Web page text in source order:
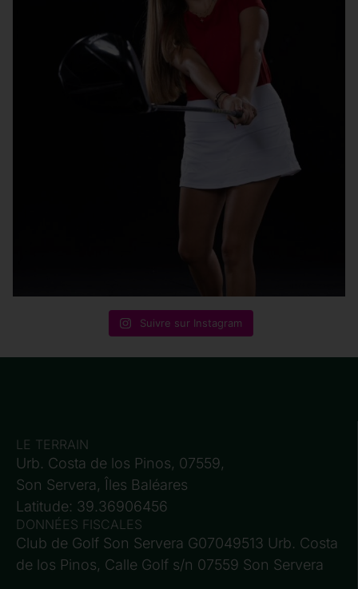
Suivre sur Instagram
LE TERRAIN
Urb. Costa de los Pinos, 07559,
Son Servera, Îles Baléares
Latitude: 39.36906456
DONNÉES FISCALES
Club de Golf Son Servera G07049513 Urb. Costa
de los Pinos, Calle Golf s/n 07559 Son Servera